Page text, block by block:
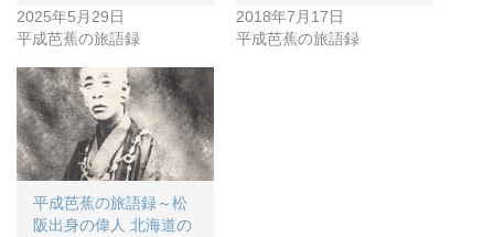
2025年5月29日
平成芭蕉の旅語録
2018年7月17日
平成芭蕉の旅語録
平成芭蕉の旅語録～松
阪出身の偉人 北海道の